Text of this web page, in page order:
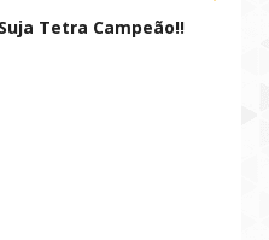
Tetra Campeão!!